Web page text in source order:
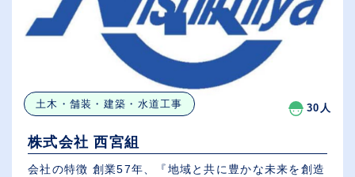
土木・舗装・建築・水道工事 30人
株式会社 西宮組
会社の特徴 創業57年、『地域と共に豊かな未来を創造